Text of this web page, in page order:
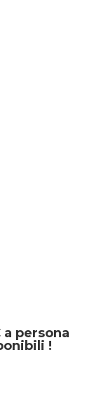
a persona
!